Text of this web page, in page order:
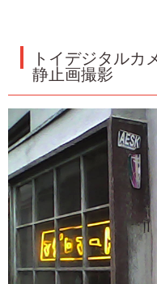
トイデジタルカ
静止画撮影